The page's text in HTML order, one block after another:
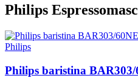
Philips
Philips
Philips baristina BAR303/